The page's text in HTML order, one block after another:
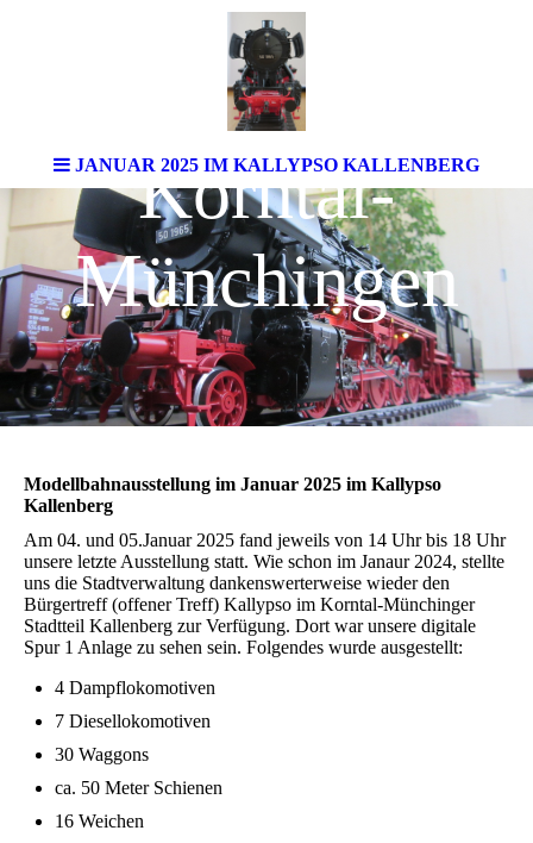
JANUAR 2025 IM KALLYPSO KALLENBERG
Spur 1-Team
Korntal-
Münchingen
Modellbahnausstellung im Januar 2025 im Kallypso
Kallenberg
Am 04. und 05.Januar 2025 fand jeweils von 14 Uhr bis 18 Uhr
unsere letzte Ausstellung statt. Wie schon im Janaur 2024, stellte
uns die Stadtverwaltung dankenswerterweise wieder den
Bürgertreff (offener Treff) Kallypso im Korntal-Münchinger
Stadtteil Kallenberg zur Verfügung. Dort war unsere digitale
Spur 1 Anlage zu sehen sein. Folgendes wurde ausgestellt:
4 Dampflokomotiven
7 Diesellokomotiven
30 Waggons
ca. 50 Meter Schienen
16 Weichen